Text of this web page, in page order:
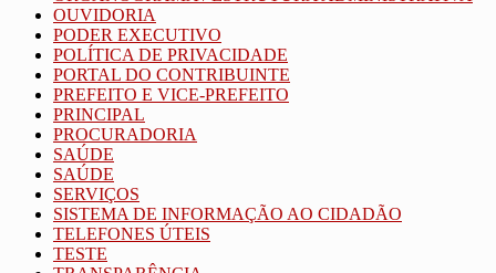
OUVIDORIA
PODER EXECUTIVO
POLÍTICA DE PRIVACIDADE
PORTAL DO CONTRIBUINTE
PREFEITO E VICE-PREFEITO
PRINCIPAL
PROCURADORIA
SAÚDE
SAÚDE
SERVIÇOS
SISTEMA DE INFORMAÇÃO AO CIDADÃO
TELEFONES ÚTEIS
TESTE